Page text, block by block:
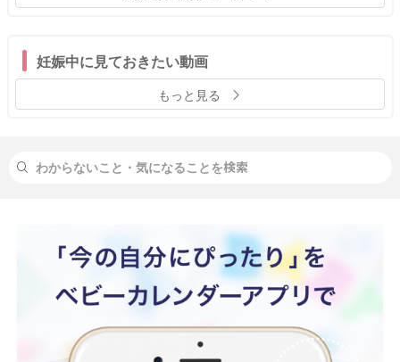
妊娠中に見ておきたい動画
もっと見る